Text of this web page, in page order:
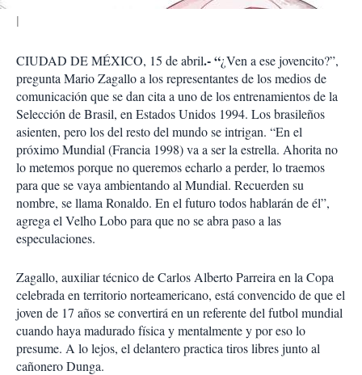
CIUDAD DE MÉXICO, 15 de abril.- “¿Ven a ese jovencito?”,
pregunta Mario Zagallo a los representantes de los medios de
comunicación que se dan cita a uno de los entrenamientos de la
Selección de Brasil, en Estados Unidos 1994. Los brasileños
asienten, pero los del resto del mundo se intrigan. “En el
próximo Mundial (Francia 1998) va a ser la estrella. Ahorita no
lo metemos porque no queremos echarlo a perder, lo traemos
para que se vaya ambientando al Mundial. Recuerden su
nombre, se llama Ronaldo. En el futuro todos hablarán de él”,
agrega el Velho Lobo para que no se abra paso a las
especulaciones.
Zagallo, auxiliar técnico de Carlos Alberto Parreira en la Copa
celebrada en territorio norteamericano, está convencido de que el
joven de 17 años se convertirá en un referente del futbol mundial
cuando haya madurado física y mentalmente y por eso lo
presume. A lo lejos, el delantero practica tiros libres junto al
cañonero Dunga.